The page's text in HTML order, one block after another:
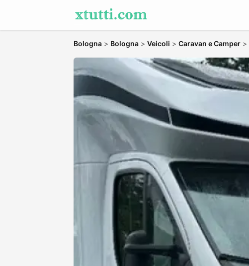
Bologna > Bologna > Veicoli > Caravan e Camper >